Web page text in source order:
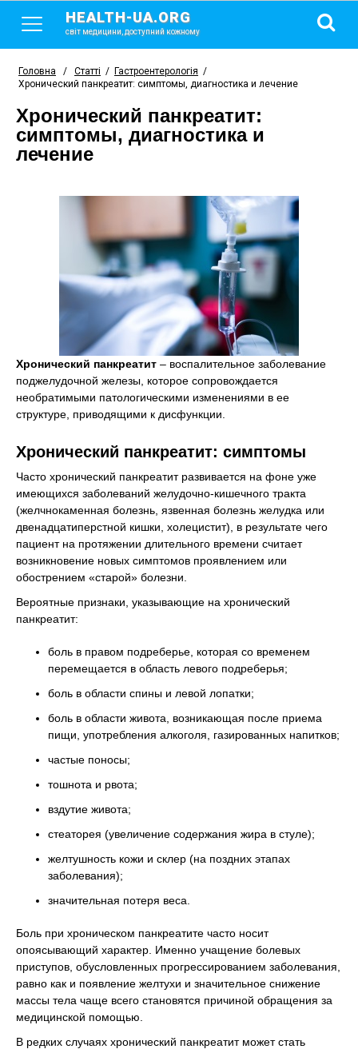
HEALTH-UA.ORG
світ медицини, доступний кожному
Головна / Статті / Гастроентерологія /
Хронический панкреатит: симптомы, диагностика и лечение
Хронический панкреатит:
симптомы, диагностика и
лечение
Хронический панкреатит – воспалительное заболевание
поджелудочной железы, которое сопровождается
необратимыми патологическими изменениями в ее
структуре, приводящими к дисфункции.
Хронический панкреатит: симптомы
Часто хронический панкреатит развивается на фоне уже
имеющихся заболеваний желудочно-кишечного тракта
(желчнокаменная болезнь, язвенная болезнь желудка или
двенадцатиперстной кишки, холецистит), в результате чего
пациент на протяжении длительного времени считает
возникновение новых симптомов проявлением или
обострением «старой» болезни.
Вероятные признаки, указывающие на хронический
панкреатит:
боль в правом подреберье, которая со временем
перемещается в область левого подреберья;
боль в области спины и левой лопатки;
боль в области живота, возникающая после приема
пищи, употребления алкоголя, газированных напитков;
частые поносы;
тошнота и рвота;
вздутие живота;
стеаторея (увеличение содержания жира в стуле);
желтушность кожи и склер (на поздних этапах
заболевания);
значительная потеря веса.
Боль при хроническом панкреатите часто носит
опоясывающий характер. Именно учащение болевых
приступов, обусловленных прогрессированием заболевания,
равно как и появление желтухи и значительное снижение
массы тела чаще всего становятся причиной обращения за
медицинской помощью.
В редких случаях хронический панкреатит может стать